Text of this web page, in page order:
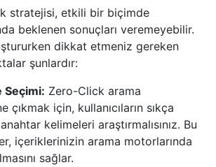
stratejisi, etkili bir biçimde
beklenen sonuçları veremeyebilir.
dikkat etmeniz gereken
şunlardır:
Seçimi: Zero-Click arama
çıkmak için, kullanıcıların sıkça
kelimeleri araştırmalısınız. Bu
içeriklerinizin arama motorlarında
sağlar.